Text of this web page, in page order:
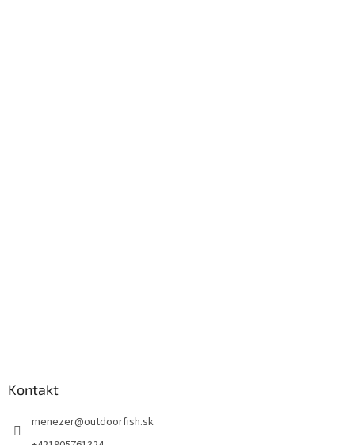
Kontakt
menezer@outdoorfish.sk